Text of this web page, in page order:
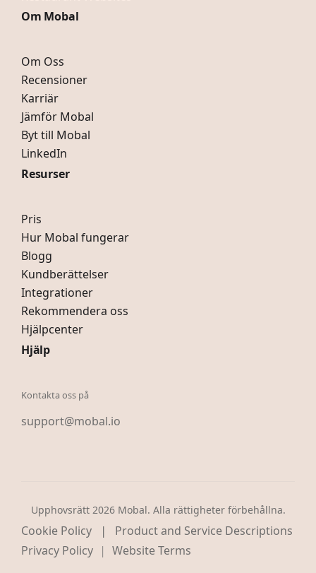
Om Mobal
Om Oss
Recensioner
Karriär
Jämför Mobal
Byt till Mobal
LinkedIn
Resurser
Pris
Hur Mobal fungerar
Blogg
Kundberättelser
Integrationer
Rekommendera oss
Hjälpcenter
Hjälp
Kontakta oss på
support@mobal.io
Upphovsrätt 2026 Mobal. Alla rättigheter förbehållna.
Cookie Policy | Product and Service Descriptions
Privacy Policy | Website Terms